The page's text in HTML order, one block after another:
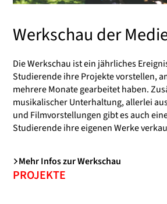
Werkschau der
Die Werkschau ist ein jährliches
Studierende ihre Projekte vorstellen,
mehrere Monate gearbeitet haben.
musikalischer Unterhaltung, allerlei
und Filmvorstellungen gibt es auch
Studierende ihre eigenen Werke
Mehr Infos zur Werkschau
PROJEKTE